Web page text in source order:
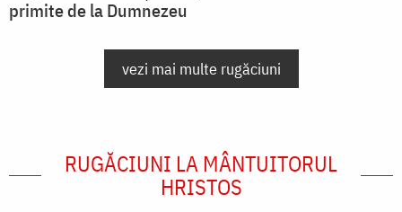
primite de la Dumnezeu
vezi mai multe rugăciuni
RUGĂCIUNI LA MÂNTUITORUL
HRISTOS